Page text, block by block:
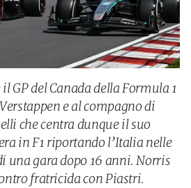
GP del Canada della Formula 1
e al compagno di
che centra dunque il suo
in F1 riportando l’Italia nelle
una gara dopo 16 anni. Norris
fratricida con Piastri.